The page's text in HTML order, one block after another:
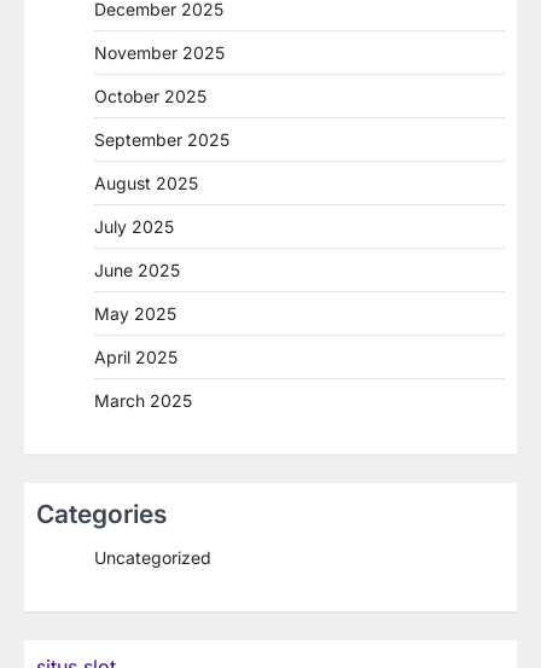
December 2025
November 2025
October 2025
September 2025
August 2025
July 2025
June 2025
May 2025
April 2025
March 2025
Categories
Uncategorized